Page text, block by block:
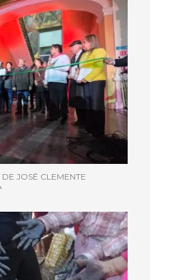
JOSÉ CLEMENTE